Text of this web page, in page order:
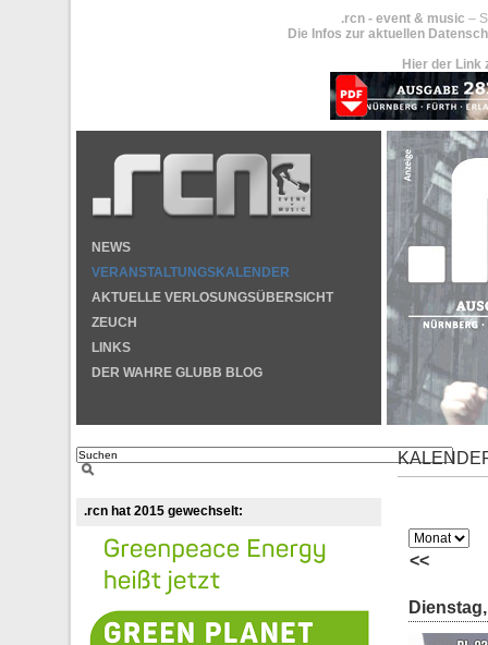
.rcn - event & music –
Die Infos zur aktuellen
Hier der Link
NEWS
VERANSTALTUNGSKALENDER
AKTUELLE VERLOSUNGSÜBERSICHT
ZEUCH
LINKS
DER WAHRE GLUBB BLOG
.rcn hat 2015 gewechselt:
<<